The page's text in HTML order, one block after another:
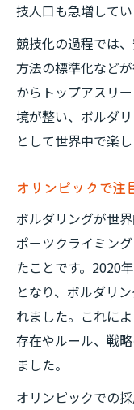
技人口も急増してい
競技化の過程では
方法の標準化など
からトップアスリ
境が整い、ボルダ
として世界中で楽
オリンピックで注
ボルダリングが世
ポーツクライミン
たことです。2020
となり、ボルダリ
れました。これに
存在やルール、戦
ました。
オリンピックでの